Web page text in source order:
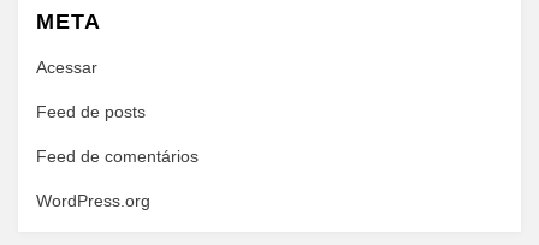
META
Acessar
Feed de posts
Feed de comentários
WordPress.org